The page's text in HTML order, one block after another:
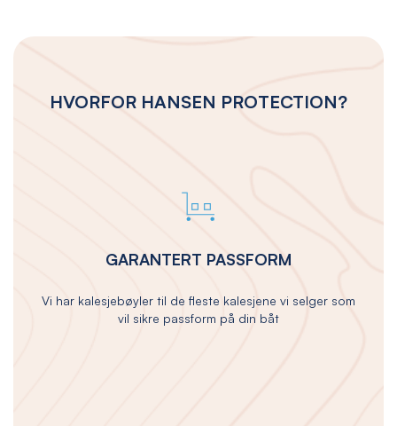
HVORFOR HANSEN PROTECTION?
GARANTERT PASSFORM
Vi har kalesjebøyler til de fleste kalesjene vi selger som
vil sikre passform på din båt